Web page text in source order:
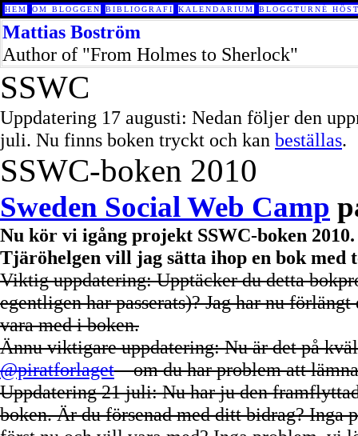
HEM OM BLOGGEN BIBLIOGRAFI KALENDARIUM BLOGGTURNÉ
Mattias Boström
Author of "From Holmes to Sherlock"
SSWC
Uppdatering 17 augusti: Nedan följer den
juli. Nu finns boken tryckt och kan beställas.
SSWC-boken 2010
Sweden Social Web Camp
Nu kör vi igång projekt SSWC-boken
Tjäröhelgen vill jag sätta ihop en bok med
Viktig uppdatering: Upptäcker du detta
egentligen har passerats)? Jag har nu
vara med i boken.
Ännu viktigare uppdatering: Nu är det på
@piratforlaget– om du har problem att
Uppdatering 21 juli: Nu har ju den
boken. Är du försenad med ditt bidrag? Inga